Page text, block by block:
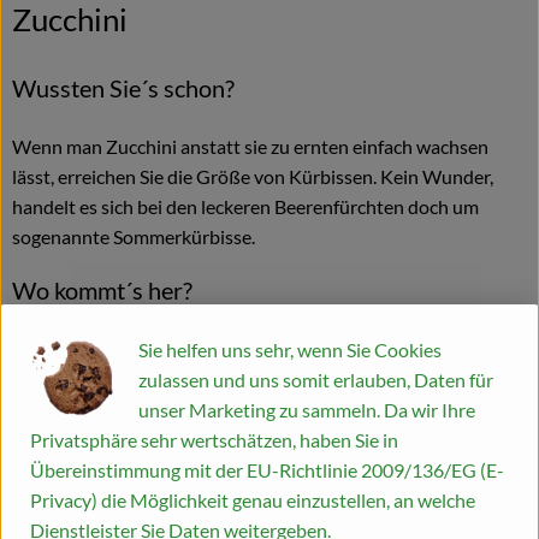
Zucchini
Wussten Sie´s schon?
Wenn man Zucchini anstatt sie zu ernten einfach wachsen
lässt, erreichen Sie die Größe von Kürbissen. Kein Wunder,
handelt es sich bei den leckeren Beerenfürchten doch um
sogenannte Sommerkürbisse.
Wo kommt´s her?
Ursprünglich stammten Zucchini aus Latein- und Südamerika
sowie aus Westindien. Heute werden Sie jedoch vorwiegend
im Mittelmeerraum angebaut, aber natürlich findet man sie
auch in deutschen Gärten.
Wie sieht´s aus?
Sie helfen uns sehr, wenn Sie Cookies
zulassen und uns somit erlauben, Daten für
unser Marketing zu sammeln. Da wir Ihre
Privatsphäre sehr wertschätzen, haben Sie in
Übereinstimmung mit der EU-Richtlinie 2009/136/EG (E-
Privacy) die Möglichkeit genau einzustellen, an welche
Dienstleister Sie Daten weitergeben.